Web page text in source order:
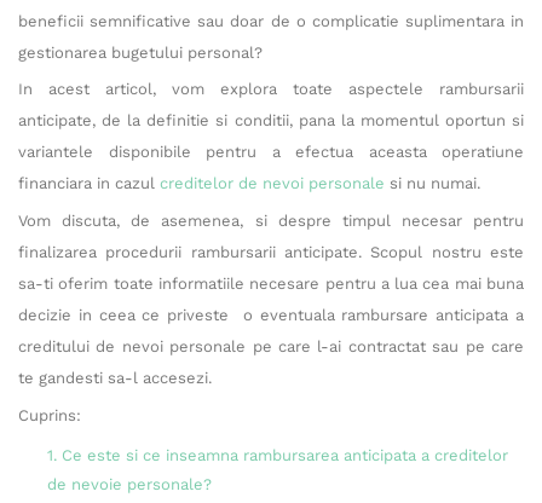
beneficii semnificative sau doar de o complicatie suplimentara in
gestionarea bugetului personal?
In acest articol, vom explora toate aspectele rambursarii
anticipate, de la definitie si conditii, pana la momentul oportun si
variantele disponibile pentru a efectua aceasta operatiune
financiara in cazul creditelor de nevoi personale si nu numai.
Vom discuta, de asemenea, si despre timpul necesar pentru
finalizarea procedurii rambursarii anticipate. Scopul nostru este
sa-ti oferim toate informatiile necesare pentru a lua cea mai buna
decizie in ceea ce priveste o eventuala rambursare anticipata a
creditului de nevoi personale pe care l-ai contractat sau pe care
te gandesti sa-l accesezi.
Cuprins:
1. Ce este si ce inseamna rambursarea anticipata a creditelor
de nevoie personale?